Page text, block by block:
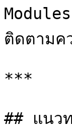
ติดตามค
***
## แนว